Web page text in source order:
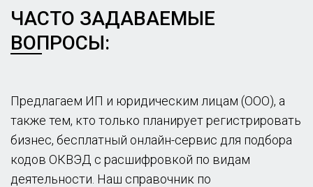
ЧАСТО ЗАДАВАЕМЫЕ
ВОПРОСЫ:
Предлагаем ИП и юридическим лицам (ООО), а
также тем, кто только планирует регистрировать
бизнес, бесплатный онлайн-сервис для подбора
кодов ОКВЭД с расшифровкой по видам
деятельности. Наш справочник по